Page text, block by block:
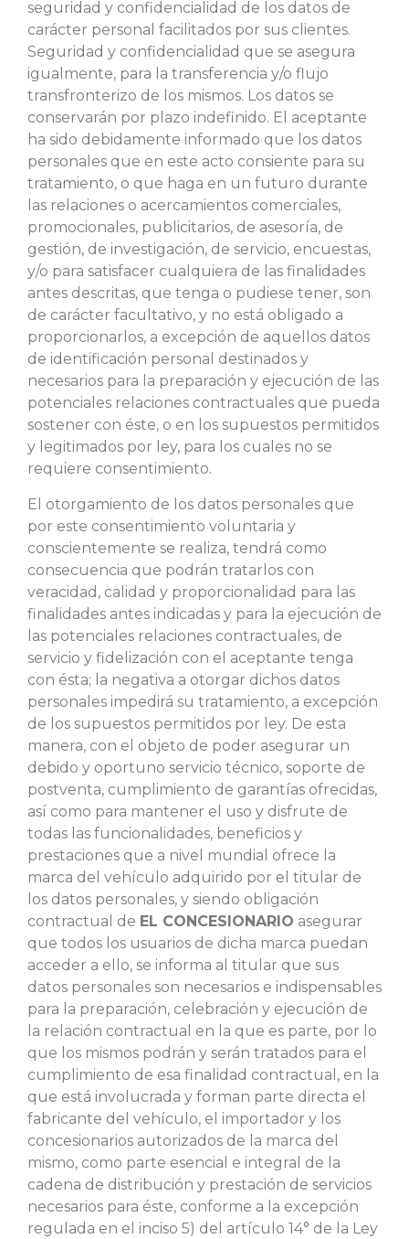
seguridad y confidencialidad de los datos de
carácter personal facilitados por sus clientes.
Seguridad y confidencialidad que se asegura
igualmente, para la transferencia y/o flujo
transfronterizo de los mismos. Los datos se
conservarán por plazo indefinido. El aceptante
ha sido debidamente informado que los datos
personales que en este acto consiente para su
tratamiento, o que haga en un futuro durante
las relaciones o acercamientos comerciales,
promocionales, publicitarios, de asesoría, de
gestión, de investigación, de servicio, encuestas,
y/o para satisfacer cualquiera de las finalidades
antes descritas, que tenga o pudiese tener, son
de carácter facultativo, y no está obligado a
proporcionarlos, a excepción de aquellos datos
de identificación personal destinados y
necesarios para la preparación y ejecución de las
potenciales relaciones contractuales que pueda
sostener con éste, o en los supuestos permitidos
y legitimados por ley, para los cuales no se
requiere consentimiento.
El otorgamiento de los datos personales que
por este consentimiento voluntaria y
conscientemente se realiza, tendrá como
consecuencia que podrán tratarlos con
veracidad, calidad y proporcionalidad para las
finalidades antes indicadas y para la ejecución de
las potenciales relaciones contractuales, de
servicio y fidelización con el aceptante tenga
con ésta; la negativa a otorgar dichos datos
personales impedirá su tratamiento, a excepción
de los supuestos permitidos por ley. De esta
manera, con el objeto de poder asegurar un
debido y oportuno servicio técnico, soporte de
postventa, cumplimiento de garantías ofrecidas,
así como para mantener el uso y disfrute de
todas las funcionalidades, beneficios y
prestaciones que a nivel mundial ofrece la
marca del vehículo adquirido por el titular de
los datos personales, y siendo obligación
contractual de EL CONCESIONARIO asegurar
que todos los usuarios de dicha marca puedan
acceder a ello, se informa al titular que sus
datos personales son necesarios e indispensables
para la preparación, celebración y ejecución de
la relación contractual en la que es parte, por lo
que los mismos podrán y serán tratados para el
cumplimiento de esa finalidad contractual, en la
que está involucrada y forman parte directa el
fabricante del vehículo, el importador y los
concesionarios autorizados de la marca del
mismo, como parte esencial e integral de la
cadena de distribución y prestación de servicios
necesarios para éste, conforme a la excepción
regulada en el inciso 5) del artículo 14° de la Ley